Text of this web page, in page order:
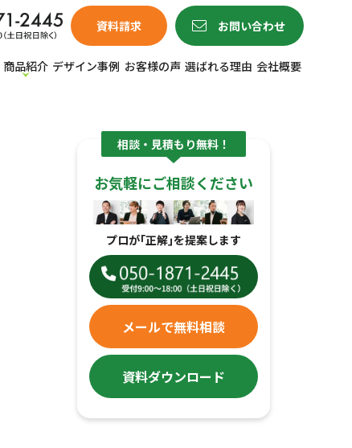
資料請求 お問い合わせ
商品紹介 デザイン事例 お客様の声 選ばれる理由 会社概要
相談・見積もり無料！
お気軽にご相談ください
プロが｢正解｣を提案します
メールで無料相談
資料ダウンロード